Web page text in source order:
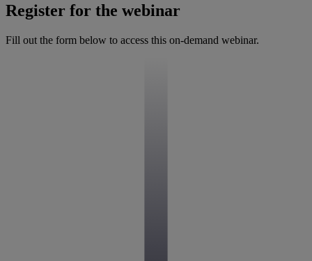
Register for the webinar
Fill out the form below to access this on-demand webinar.